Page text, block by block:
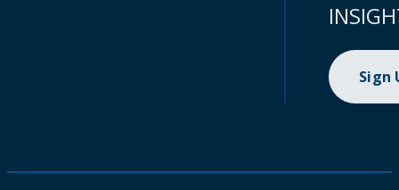
Sign